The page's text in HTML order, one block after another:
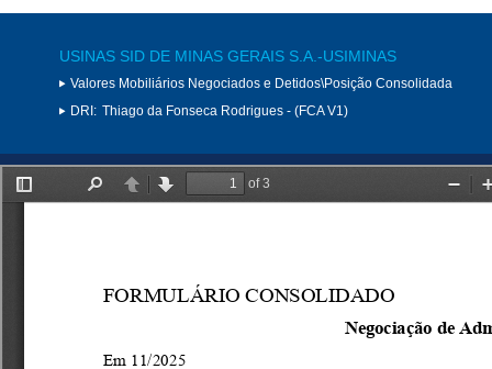
USINAS SID DE MINAS GERAIS S.A.-USIMINAS
Valores Mobiliários Negociados e Detidos\Posição Consolidada
DRI: Thiago da Fonseca Rodrigues - (FCA V1)